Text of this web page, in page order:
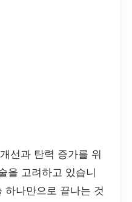
선과 탄력 증가를 위
을 고려하고 있습니
하나만으로 끝나는 것